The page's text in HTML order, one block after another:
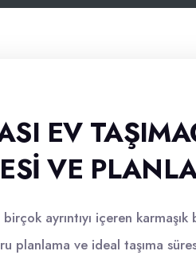
EV
VE
birçok ayrıntıyı içeren
planlama ve ideal taşıma